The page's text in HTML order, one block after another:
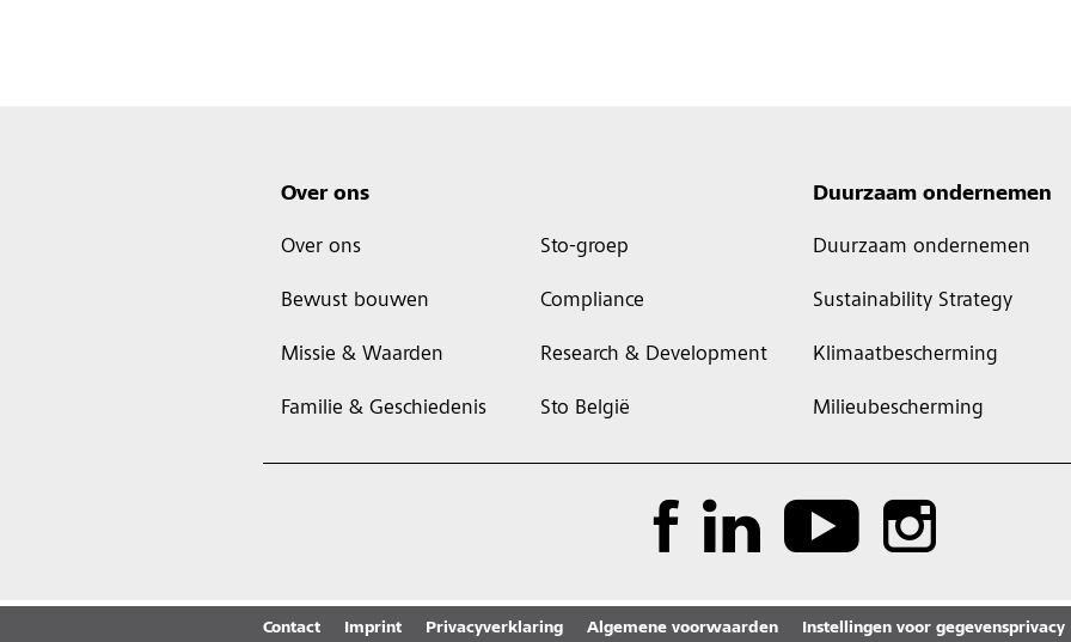
Over ons
Over ons
Bewust bouwen
Missie & Waarden
Familie & Geschiedenis
Sto-groep
Compliance
Research & Development
Sto België
Duurzaam ondernemen
Duurzaam ondernemen
Sustainability Strategy
Klimaatbescherming
Milieubescherming
Contact Imprint Privacyverklaring Algemene voorwaarden Instellingen voor gegevensprivacy